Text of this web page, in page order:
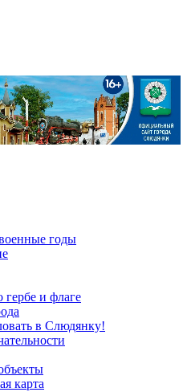
годы
и флаге
в Слюдянку!
карта